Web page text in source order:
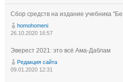
Сбор средств на издание учебника
homohomeni
26.10.2020 16:57
Эверест 2021: это всё Ама-Даблам
Редакция сайта
09.01.2020 12:31